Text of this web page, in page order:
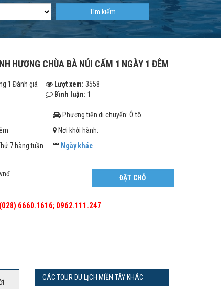
Tìm kiếm
HƯƠNG CHÙA BÀ NÚI CẤM 1 NGÀY 1 ĐÊM
1 Đánh giá Lượt xem: 3558
Bình luận: 1
7 hàng tuần
Phương tiện di chuyển: Ô tô
Nơi khởi hành:
Ngày khác
ĐẶT CHỖ
(028) 6660.1616; 0962.111.247
CÁC TOUR DU LỊCH MIỀN TÂY KHÁC